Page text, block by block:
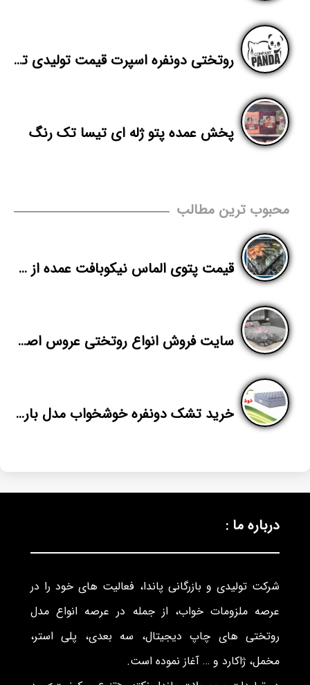
روتختی دونفره اسپرت قیمت تولیدی تهران
پخش عمده پتو ژله ای تیسا تک رنگ
محبوب ترین مطالب
قیمت پتوی الماس نیکوبافت عمده از کارخانه
سایت فروش انواع روتختی عروس اصفهان
خرید تشک دونفره خوشخواب مدل باراباس
درباره ما :
شرکت تولیدی و بازرگانی پاندا، فعالیت های خود را در
عرصه ملزومات خواب، از جمله در عرصه انواع مدل
روتختی های چاپ دیجیتال، سه بعدی، پلی استر،
مخمل، ژاکارد و … آغاز نموده است.